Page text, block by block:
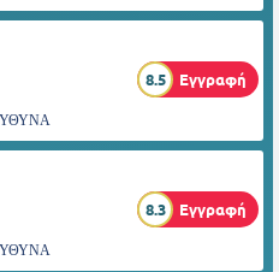
8.5 Εγγραφή
8.3 Εγγραφή